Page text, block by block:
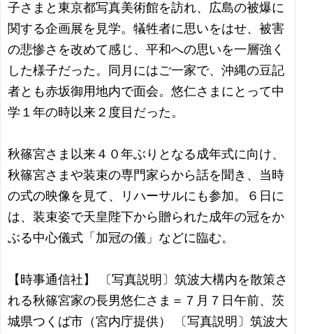
子さまと東京都写真美術館を訪れ、広島の被爆に
関する企画展を見学。犠牲者に思いをはせ、被害
の悲惨さを改めて感じ、平和への思いを一層強く
した様子だった。同月にはご一家で、沖縄の豆記
者とも赤坂御用地内で面会。悠仁さまにとって中
学１年の時以来２度目だった。
秋篠宮さま以来４０年ぶりとなる成年式に向け、
秋篠宮さまや装束の専門家らから話を聞き、当時
の式の映像を見て、リハーサルにも参加。６日に
は、装束姿で天皇陛下から贈られた成年の冠をか
ぶる中心儀式「加冠の儀」などに臨む。
【時事通信社】 〔写真説明〕筑波大構内を散策さ
れる秋篠宮家の長男悠仁さま＝７月７日午前、茨
城県つくば市（宮内庁提供） 〔写真説明〕筑波大